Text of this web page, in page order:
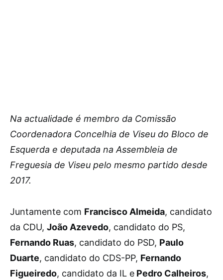
Na actualidade é membro da Comissão
Coordenadora Concelhia de Viseu do Bloco de
Esquerda e deputada na Assembleia de
Freguesia de Viseu pelo mesmo partido desde
2017.
Juntamente com Francisco Almeida, candidato
da CDU, João Azevedo, candidato do PS,
Fernando Ruas, candidato do PSD, Paulo
Duarte, candidato do CDS-PP, Fernando
Figueiredo, candidato da IL e Pedro Calheiros,